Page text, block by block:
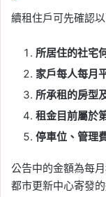
續租住戶可先確認以
所居住的社宅
家戶每人每月
所承租的房型
租金目前屬於
停車位、管理
公告中的金額為每
都市更新中心寄發